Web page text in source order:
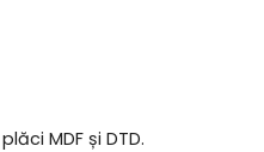
MDF și DTD.